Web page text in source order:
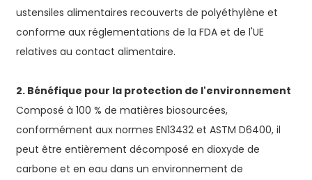
ustensiles alimentaires recouverts de polyéthylène et
conforme aux réglementations de la FDA et de l'UE
relatives au contact alimentaire.
2. Bénéfique pour la protection de l'environnement
Composé à 100 % de matières biosourcées,
conformément aux normes EN13432 et ASTM D6400, il
peut être entièrement décomposé en dioxyde de
carbone et en eau dans un environnement de